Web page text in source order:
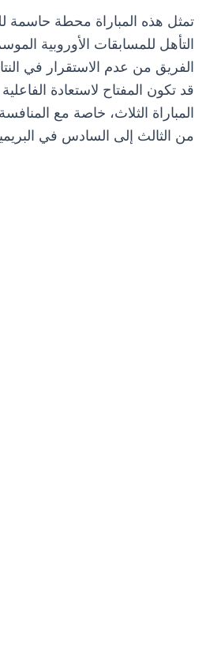
تمثل هذه المباراة محطة حاسمة
التأهل للمسابقات الأوروبية
الفريق من عدم الاستقرار في
قد تكون المفتاح لاستعادة
المباراة الثلاث، خاصة مع
من الثالث إلى السادس في